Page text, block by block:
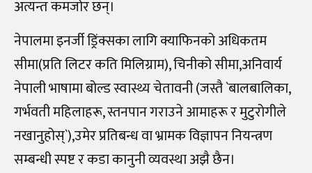
अत्यन्त कमजोर छन्।
नेपालमा इनर्जी ड्रिंक्सका लागि क्याफिनको अधिकतम
सीमा(प्रति लिटर कति मिलिग्राम), चिनीको सीमा,अनिवार्य
नेपाली भाषामा बोल्ड स्वास्थ्य चेतावनी (जस्तै `बालबालिका,
गर्भवती महिलाहरू, स्तनपान गराउने आमाहरू र मुटुरोगीले
नखानुहोस्`),उमेर प्रतिबन्ध वा भ्रामक विज्ञापन नियन्त्रण
सम्बन्धी स्पष्ट र कडा कानुनी व्यवस्था अझै छैन।